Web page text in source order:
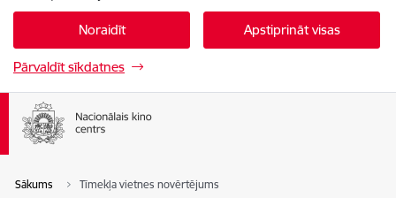
Noraidīt Apstiprināt visas
Pārvaldīt sīkdatnes
Sākums Tīmekļa vietnes novērtējums